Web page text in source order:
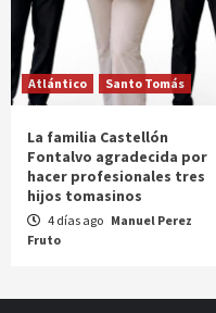
Atlántico Santo Tomás
La familia Castellón
Fontalvo agradecida por
hacer profesionales tres
hijos tomasinos
4 días ago Manuel Perez
Fruto